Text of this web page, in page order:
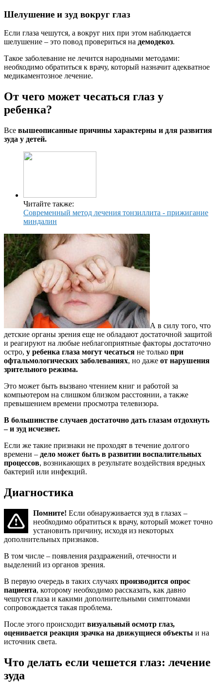
Шелушение и зуд вокруг глаз
Если глаза чешутся, а вокруг них при этом наблюдается
шелушение – это повод провериться на демодекоз.
Такое заболевание не лечится народными методами:
необходимо обратиться к врачу, который назначит адекватное
медикаментозное лечение.
От чего может чесаться глаз у
ребенка?
Все вышеописанные причины характерны и для развития
зуда у детей.
Читайте также:
Современный метод лечения тонзиллита - прижигание
миндалин
А в силу того, что
детские органы зрения еще не обладают достаточной защитой
и реагируют на любые неблагоприятные факторы достаточно
остро, у ребенка глаза могут чесаться не только при
офтальмологических заболеваниях, но даже от нарушения
зрительного режима.
Это может быть вызвано чтением книг и работой за
компьютером на слишком близком расстоянии, а также
превышением времени просмотра телевизора.
В большинстве случаев достаточно дать глазам отдохнуть
– и зуд исчезнет.
Если же такие признаки не проходят в течение долгого
времени – дело может быть в развитии воспалительных
процессов, возникающих в результате воздействия вредных
бактерий или инфекций.
Диагностика
Помните! Если обнаруживается зуд в глазах –
необходимо обратиться к врачу, который может точно
установить причину, исходя из некоторых
дополнительных признаков.
В том числе – появления раздражений, отечности и
выделений из органов зрения.
В первую очередь в таких случаях производится опрос
пациента, которому необходимо рассказать, как давно
чешутся глаза и какими дополнительными симптомами
сопровождается такая проблема.
После этого происходит визуальный осмотр глаз,
оценивается реакция зрачка на движущиеся объекты и на
источник света.
Что делать если чешется глаз: лечение
зуда